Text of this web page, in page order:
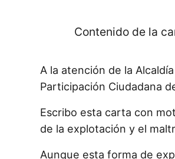
Contenido de la
A la atención de la
Participación Ciudadana
Escribo esta carta con
de la explotación y el
Aunque esta forma de